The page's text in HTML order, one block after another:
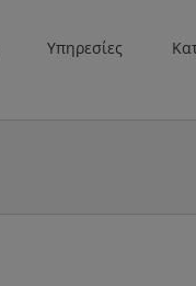
Υπηρεσίες